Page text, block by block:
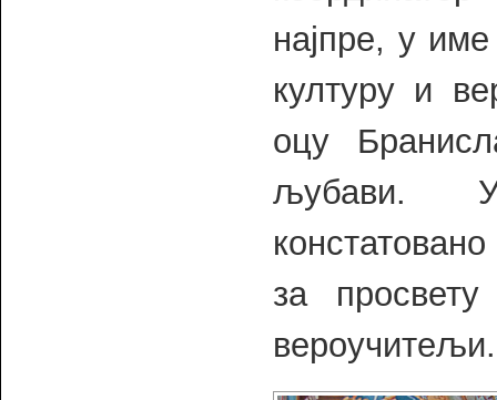
најпре, у
културу и
оцу
љубави.
за
вероучитељи.